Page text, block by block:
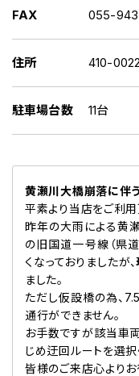
FAX 055-
住所 410-
駐車場台数 11台
黄瀬川大橋崩落に伴
平素より当店をご利用
昨年の大雨による黄
の旧国道一号線（県
くなっておりましたが、
ました。
ただし仮設橋の為、
通行ができません。
お手数ですが該当車
じめ迂回ルートを選択
皆様のご来店心よりお